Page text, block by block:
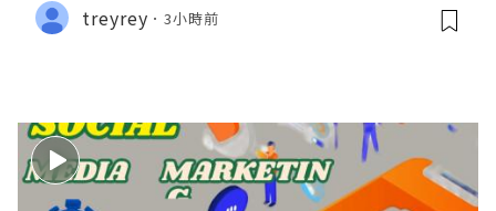
treyrey 3小時前